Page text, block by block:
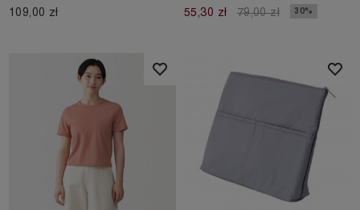
109,00 zł
55,30 zł
79,00 zł 30%